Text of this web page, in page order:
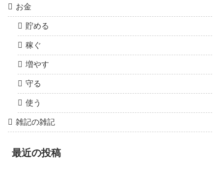
お金
貯める
稼ぐ
増やす
守る
使う
雑記の雑記
最近の投稿